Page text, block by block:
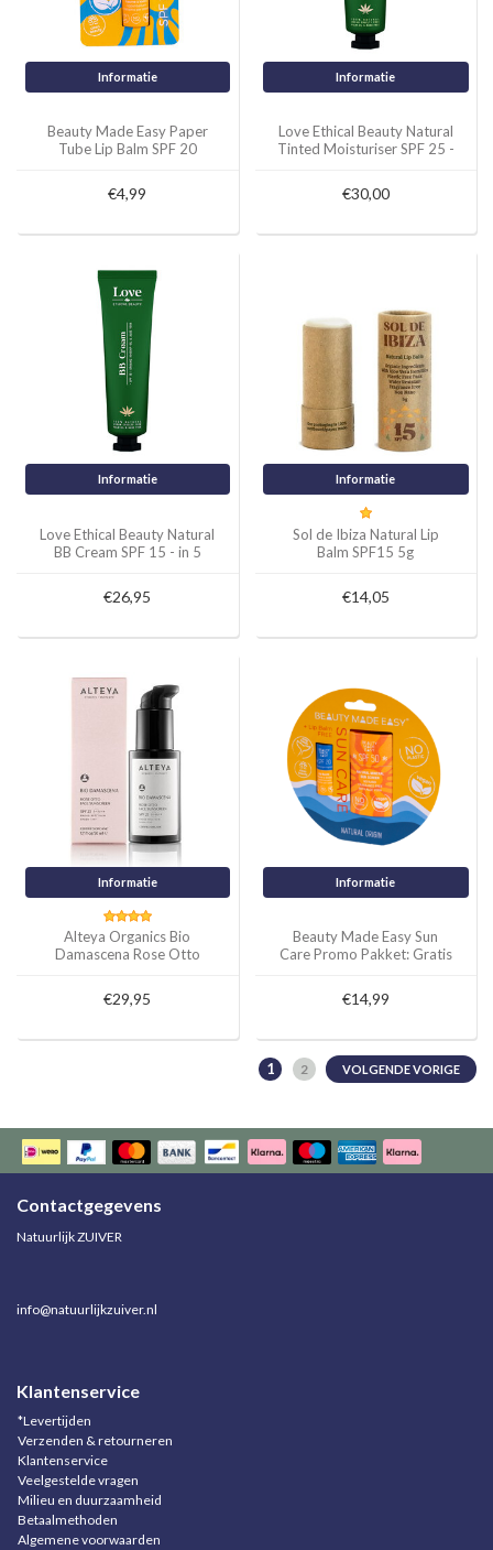
Informatie
Beauty Made Easy Paper
Tube Lip Balm SPF 20
€4,99
Informatie
Love Ethical Beauty Natural
Tinted Moisturiser SPF 25 -
€30,00
Informatie
Love Ethical Beauty Natural
BB Cream SPF 15 - in 5
€26,95
Informatie
Sol de Ibiza Natural Lip
Balm SPF15 5g
€14,05
Informatie
Alteya Organics Bio
Damascena Rose Otto
€29,95
Informatie
Beauty Made Easy Sun
Care Promo Pakket: Gratis
€14,99
1 2 VOLGENDE VORIGE
Contactgegevens
Natuurlijk ZUIVER
info@natuurlijkzuiver.nl
Klantenservice
*Levertijden
Verzenden & retourneren
Klantenservice
Veelgestelde vragen
Milieu en duurzaamheid
Betaalmethoden
Algemene voorwaarden